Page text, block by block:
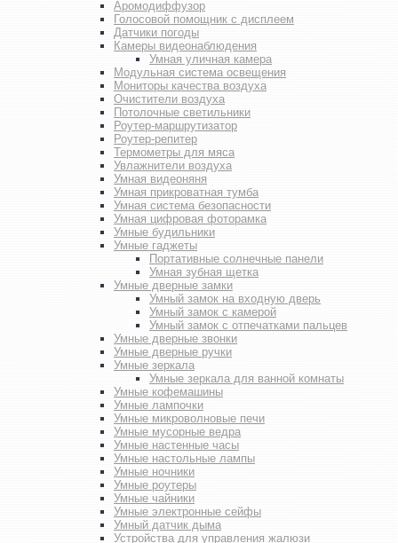
Аромодиффузор
Голосовой помощник с дисплеем
Датчики погоды
Камеры видеонаблюдения
Умная уличная камера
Модульная система освещения
Мониторы качества воздуха
Очистители воздуха
Потолочные светильники
Роутер-маршрутизатор
Роутер-репитер
Термометры для мяса
Увлажнители воздуха
Умная видеоняня
Умная прикроватная тумба
Умная система безопасности
Умная цифровая фоторамка
Умные будильники
Умные гаджеты
Портативные солнечные панели
Умная зубная щетка
Умные дверные замки
Умный замок на входную дверь
Умный замок с камерой
Умный замок с отпечатками пальцев
Умные дверные звонки
Умные дверные ручки
Умные зеркала
Умные зеркала для ванной комнаты
Умные кофемашины
Умные лампочки
Умные микроволновые печи
Умные мусорные ведра
Умные настенные часы
Умные настольные лампы
Умные ночники
Умные роутеры
Умные чайники
Умные электронные сейфы
Умный датчик дыма
Устройства для управления жалюзи